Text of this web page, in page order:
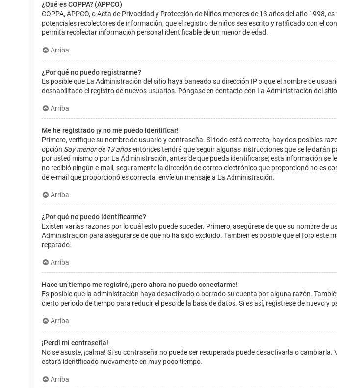
¿Qué es COPPA? (APPCO)
COPPA, APPCO, o Acta de Privacidad y Protección de Niños menores de 13 años del año 1998,
potenciales recolectores de información, que el registro de niños sea escrito y ratificado con el
permita recolectar información personal identificable de un menor de edad.
Arriba
¿Por qué no puedo registrarme?
Es posible que La Administración del sitio haya baneado su dirección IP o que el nombre de
deshabilitado el registro de nuevos usuarios. Póngase en contacto con La Administración del
Arriba
Me he registrado ¡y no me puedo identificar!
Primero, verifique su nombre de usuario y contraseña. Si todo está correcto, hay dos posibles
opción Soy menor de 13 añosentonces tendrá que seguir algunas instrucciones que se le darán
por usted mismo o por La Administración, antes de que pueda identificarse; esta información se
no recibió ningún e-mail, seguramente la dirección de correo electrónico que proporcionó no es
de e-mail que proporcionó es correcta, envíe un mensaje a La Administración.
Arriba
¿Por qué no puedo identificarme?
Existen varias razones por lo cuál esto puede suceder. Primero, asegúrese de que su nombre
Administración para asegurarse de que no ha sido excluido. También es posible que el foro
reparado.
Arriba
Hace un tiempo me registré, ¡pero ahora no puedo conectarme!
Es posible que la administración haya desactivado o borrado su cuenta por alguna razón.
cierto periodo de tiempo para reducir el peso de la base de datos. Si es así, registrese de nuevo y
Arriba
¡Perdí mi contraseña!
No se asuste, ¡calma! Si su contraseña no puede ser recuperada puede desactivarla o
estará identificado nuevamente en muy poco tiempo.
Arriba